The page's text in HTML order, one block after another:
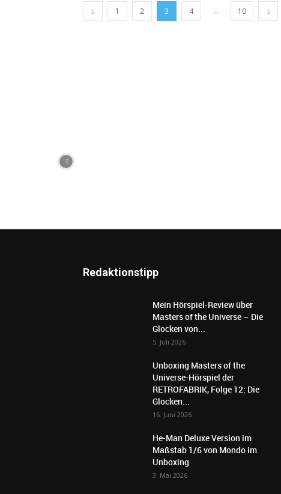
1 2 3 4 ... 10
Redaktionstipp
Mein Hörspiel-Review über
Masters of the Universe – Die
Glocken von...
5. Juli 2026
Unboxing Masters of the
Universe-Hörspiel der
RETROFABRIK, Folge 12: Die
Glocken...
16. Juni 2026
He-Man Deluxe Version im
Maßstab 1/6 von Mondo im
Unboxing
3. Mai 2026